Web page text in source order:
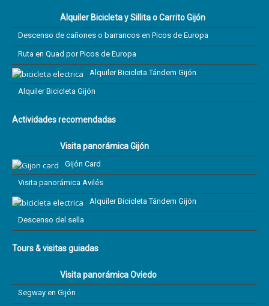
Alquiler Bicicleta y Sillita o Carrito Gijón
Descenso de cañones o barrancos en Picos de Europa
Ruta en Quad por Picos de Europa
Alquiler Bicicleta Tándem Gijón
Alquiler Bicicleta Gijón
Actividades recomendadas
Visita panorámica Gijón
Gijón Card
Visita panorámica Avilés
Alquiler Bicicleta Tándem Gijón
Descenso del sella
Tours & visitas guiadas
Visita panorámica Oviedo
Segway en Gijón